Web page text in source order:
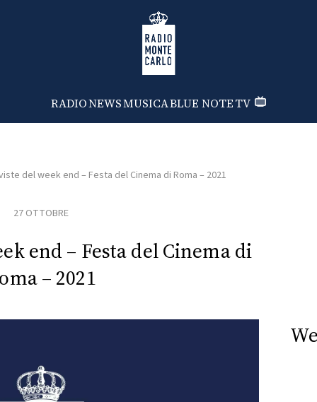
Radio Monte Carlo
RADIONEWSMUSICABLUE NOTETV
del week end – Festa del Cinema di Roma – 2021
27 OTTOBRE
end – Festa del Cinema di
– 2021